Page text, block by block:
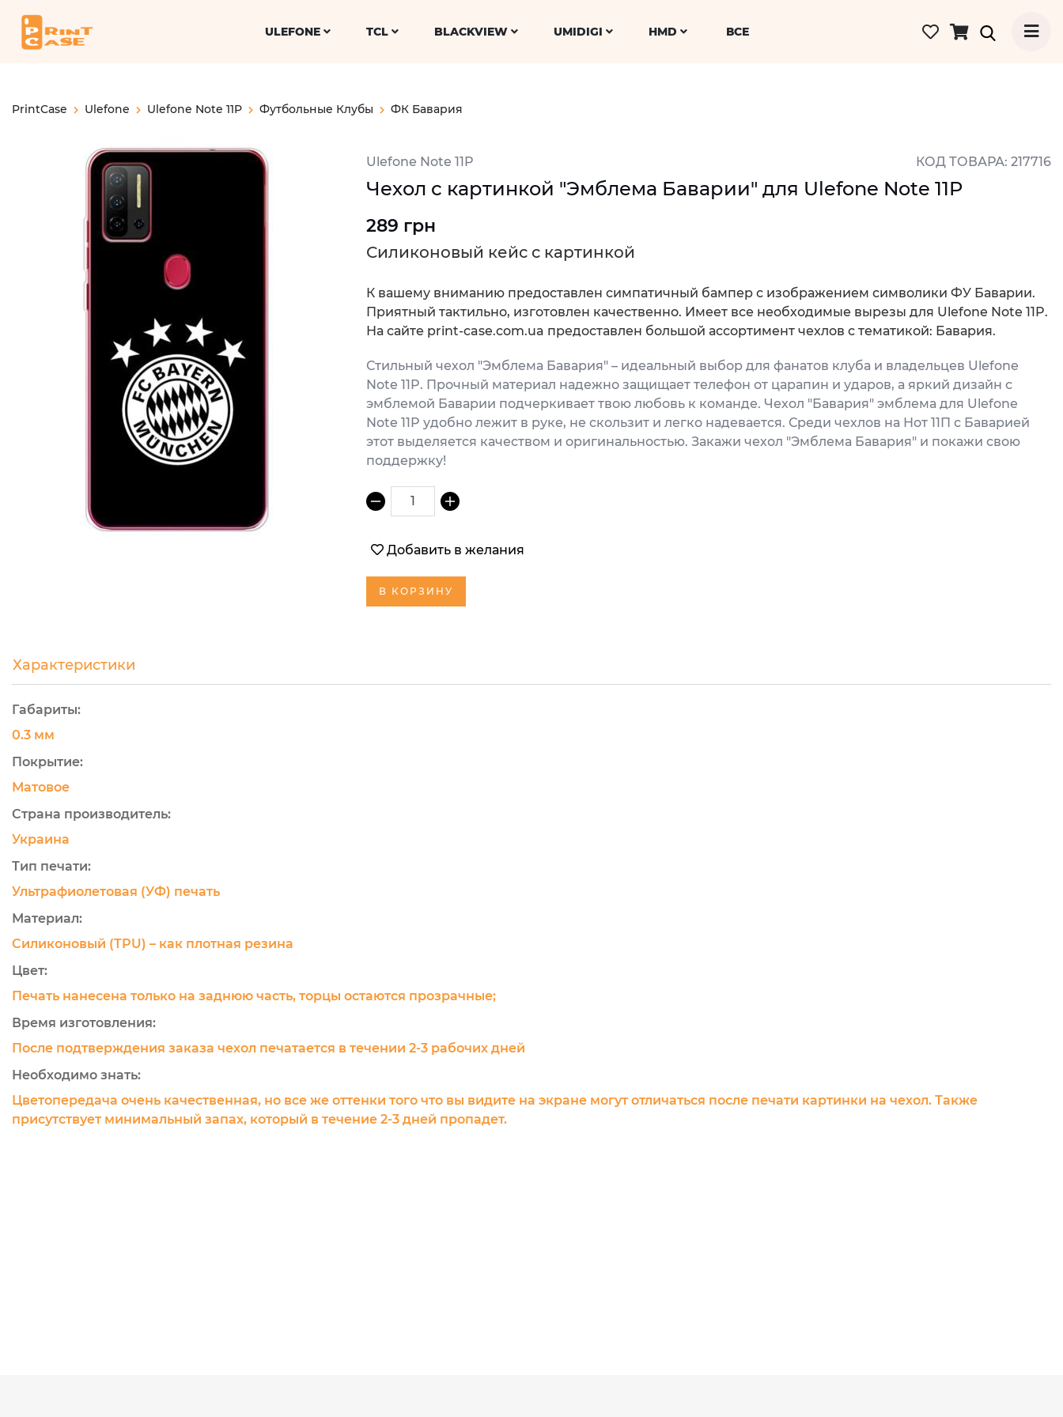
ULEFONE TCL BLACKVIEW UMIDIGI HMD ВСЕ
PrintCase Ulefone Ulefone Note 11P Футбольные Клубы ФК Бавария
Ulefone Note 11P КОД ТОВАРА: 217716
Чехол с картинкой "Эмблема Баварии" для Ulefone Note 11P
289 грн
Силиконовый кейс с картинкой
К вашему вниманию предоставлен симпатичный бампер с изображением символики ФУ Баварии.
Приятный тактильно, изготовлен качественно. Имеет все необходимые вырезы для Ulefone Note 11P.
На сайте print-case.com.ua предоставлен большой ассортимент чехлов с тематикой: Бавария.
Стильный чехол "Эмблема Бавария" – идеальный выбор для фанатов клуба и владельцев Ulefone
Note 11P. Прочный материал надежно защищает телефон от царапин и ударов, а яркий дизайн с
эмблемой Баварии подчеркивает твою любовь к команде. Чехол "Бавария" эмблема для Ulefone
Note 11P удобно лежит в руке, не скользит и легко надевается. Среди чехлов на Нот 11П с Баварией
этот выделяется качеством и оригинальностью. Закажи чехол "Эмблема Бавария" и покажи свою
поддержку!
1
Добавить в желания
В КОРЗИНУ
Характеристики
Габариты:
0.3 мм
Покрытие:
Матовое
Страна производитель:
Украина
Тип печати:
Ультрафиолетовая (УФ) печать
Материал:
Силиконовый (TPU) – как плотная резина
Цвет:
Печать нанесена только на заднюю часть, торцы остаются прозрачные;
Время изготовления:
После подтверждения заказа чехол печатается в течении 2-3 рабочих дней
Необходимо знать:
Цветопередача очень качественная, но все же оттенки того что вы видите на экране могут отличаться после печати картинки на чехол. Также
присутствует минимальный запах, который в течение 2-3 дней пропадет.